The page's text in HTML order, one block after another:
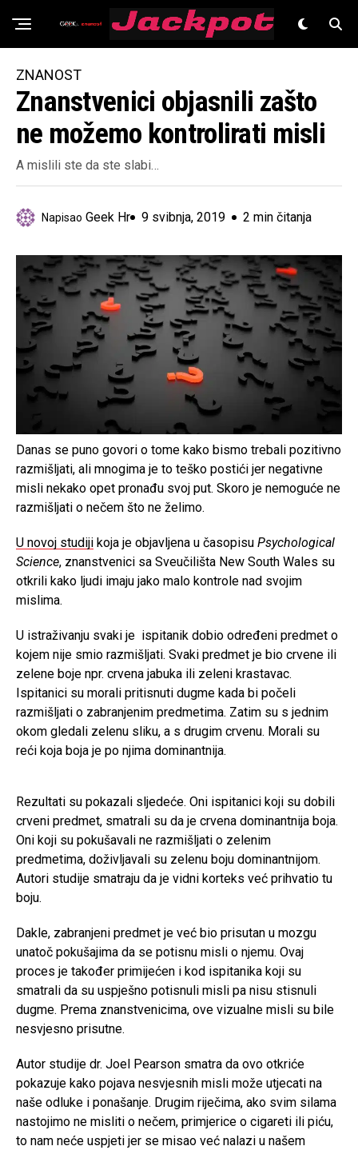
Znanost
ZNANOST
Znanstvenici objasnili zašto
ne možemo kontrolirati misli
A mislili ste da ste slabi…
Napisao Geek Hr 9 svibnja, 2019 2 min čitanja
Danas se puno govori o tome kako bismo trebali pozitivno
razmišljati, ali mnogima je to teško postići jer negativne
misli nekako opet pronađu svoj put. Skoro je nemoguće ne
razmišljati o nečem što ne želimo.
U novoj studiji koja je objavljena u časopisu Psychological
Science, znanstvenici sa Sveučilišta New South Wales su
otkrili kako ljudi imaju jako malo kontrole nad svojim
mislima.
U istraživanju svaki je ispitanik dobio određeni predmet o
kojem nije smio razmišljati. Svaki predmet je bio crvene ili
zelene boje npr. crvena jabuka ili zeleni krastavac.
Ispitanici su morali pritisnuti dugme kada bi počeli
razmišljati o zabranjenim predmetima. Zatim su s jednim
okom gledali zelenu sliku, a s drugim crvenu. Morali su
reći koja boja je po njima dominantnija.
Rezultati su pokazali sljedeće. Oni ispitanici koji su dobili
crveni predmet, smatrali su da je crvena dominantnija boja.
Oni koji su pokušavali ne razmišljati o zelenim
predmetima, doživljavali su zelenu boju dominantnijom.
Autori studije smatraju da je vidni korteks već prihvatio tu
boju.
Dakle, zabranjeni predmet je već bio prisutan u mozgu
unatoč pokušajima da se potisnu misli o njemu. Ovaj
proces je također primijećen i kod ispitanika koji su
smatrali da su uspješno potisnuli misli pa nisu stisnuli
dugme. Prema znanstvenicima, ove vizualne misli su bile
nesvjesno prisutne.
Autor studije dr. Joel Pearson smatra da ovo otkriće
pokazuje kako pojava nesvjesnih misli može utjecati na
naše odluke i ponašanje. Drugim riječima, ako svim silama
nastojimo ne misliti o nečem, primjerice o cigareti ili piću,
to nam neće uspjeti jer se misao već nalazi u našem